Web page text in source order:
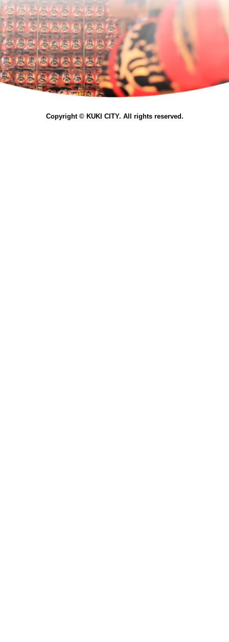
Copyright © KUKI CITY. All rights reserved.